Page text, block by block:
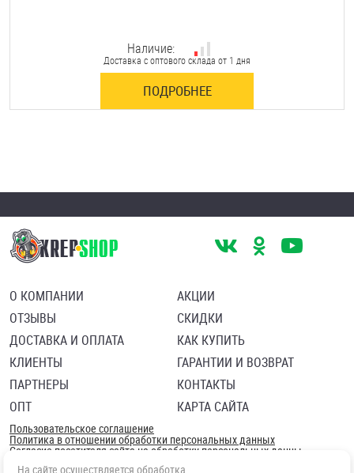
Наличие:
Доставка с оптового склада от 1 дня
ПОДРОБНЕЕ
О КОМПАНИИ
ОТЗЫВЫ
ДОСТАВКА И ОПЛАТА
КЛИЕНТЫ
ПАРТНЕРЫ
ОПТ
АКЦИИ
СКИДКИ
КАК КУПИТЬ
ГАРАНТИИ И ВОЗВРАТ
КОНТАКТЫ
КАРТА САЙТА
Пользовательское соглашение
Политика в отношении обработки персональных данных
Согласие посетителя сайта на обработку персональных данны
На сайте осуществляется обработка